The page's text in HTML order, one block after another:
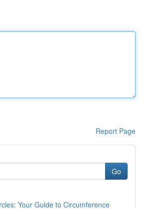
Report Page
Go
Your Guide to Circumference